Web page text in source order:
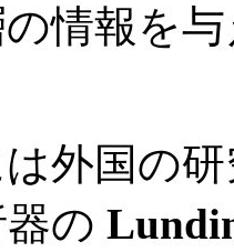
情報を
外国の
の